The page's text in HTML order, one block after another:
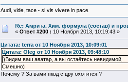
Audi, vide, tace - si vis vivere in pace.
Re: Амрита. Хим. формула (состав) и
« Ответ #200 : 10 Ноября 2013, 10:19:43 »
Цитата: terra от 10 Ноября 2013, 10:09:01
Цитата: Oleg от 10 Ноября 2013, 09:48:10
)Видим ваш аватар, а вы остаётесь невидимой,
Смешно)
Почему ? За вами нквд с цру охотится ?